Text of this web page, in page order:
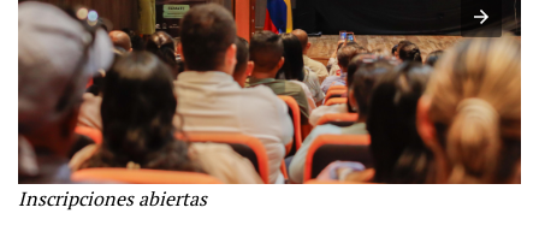
Inscripciones abiertas